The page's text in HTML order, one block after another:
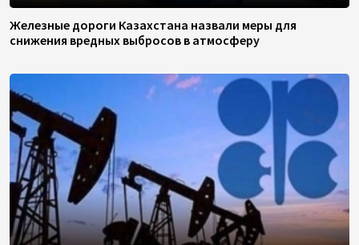
Железные дороги Казахстана назвали меры для
снижения вредных выбросов в атмосферу